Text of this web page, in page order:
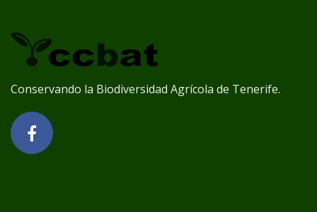
Conservando la Biodiversidad Agrícola de Tenerife.